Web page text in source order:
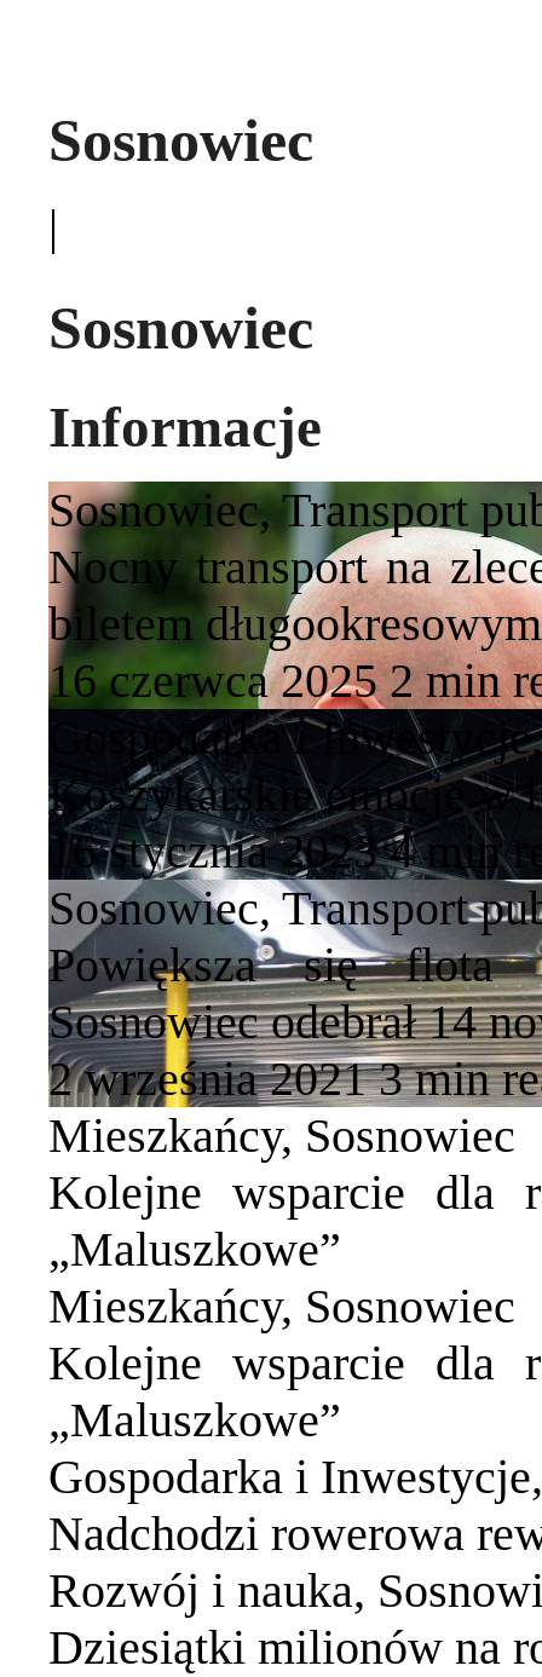
Sosnowiec
|
Sosnowiec
Informacje
Sosnowiec,Transport
Nocny transport na
biletem
16 czerwca 20252 min
Gospodarka i Inwestycje
Koszykarskie emocje w
16 stycznia 20234 min
Sosnowiec,Transport
Powiększa się flota
Sosnowiec odebrał 14
2 września 20213 min
Mieszkańcy, Sosnowiec
Kolejne wsparcie dla
„Maluszkowe”
Mieszkańcy, Sosnowiec
Kolejne wsparcie dla
„Maluszkowe”
Gospodarka i Inwestycje
Nadchodzi rowerowa
Rozwój i nauka,
Dziesiątki milionów na